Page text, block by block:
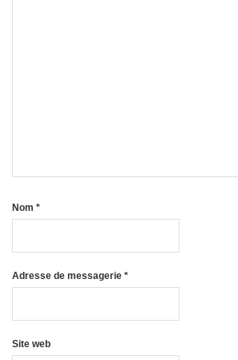
Nom *
Adresse de messagerie *
Site web